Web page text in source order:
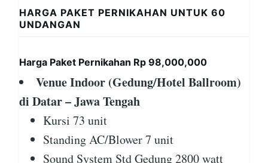
HARGA PAKET PERNIKAHAN UNTUK 60
UNDANGAN
Harga Paket Pernikahan Rp 98,000,000
Venue Indoor (Gedung/Hotel Ballroom)
di Datar – Jawa Tengah
Kursi 73 unit
Standing AC/Blower 7 unit
Sound System Std Gedung 2800 watt